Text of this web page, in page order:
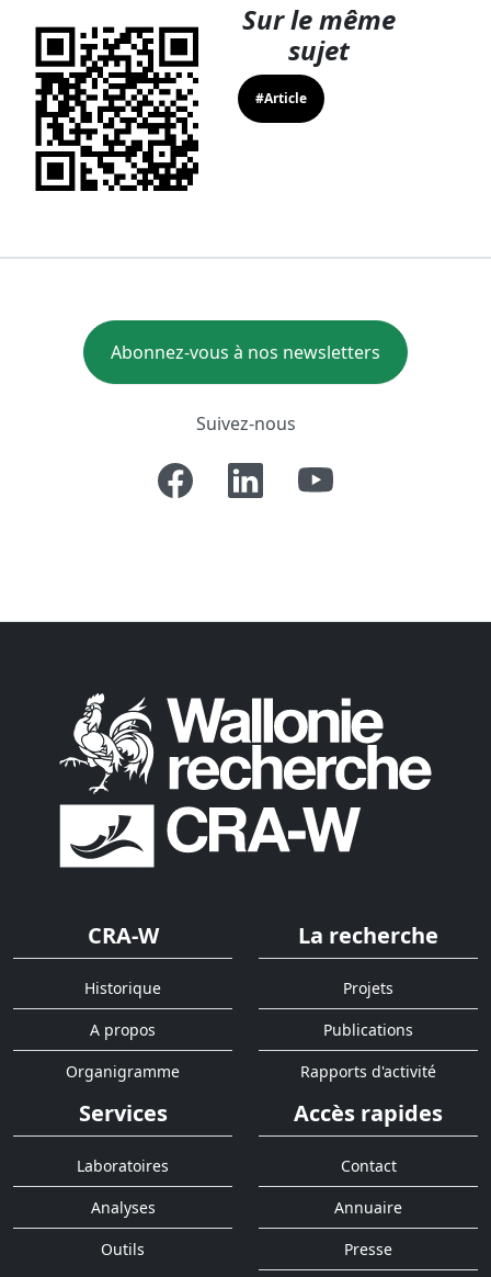
Sur le même
sujet
#Article
Abonnez-vous à nos newsletters
Suivez-nous
CRA-W
Historique
A propos
Organigramme
La recherche
Projets
Publications
Rapports d'activité
Services
Laboratoires
Analyses
Outils
Accès rapides
Contact
Annuaire
Presse